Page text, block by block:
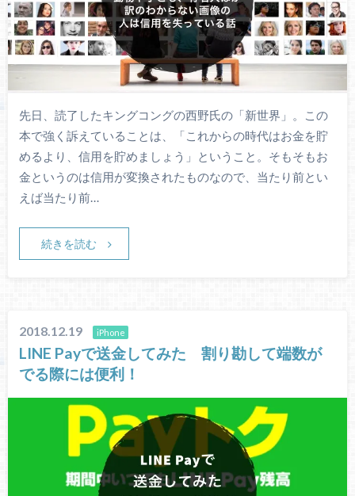
先日、読了したキングコングの西野氏の「新世界」。この
本で強く訴えていることは、「これからの時代はお金を貯
めるより、信用を貯めましょう」ということ。そもそもお
金というのは信用が変換されたものなので、当たり前とい
えば当たり前…
続きを読む
2018.12.19 iPhone
LINE Payで送金してみた 割り勘して端数が
でる際には便利！